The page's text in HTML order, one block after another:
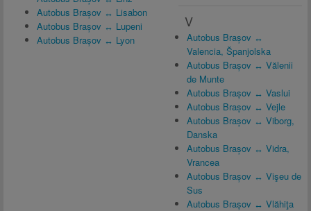
Autobus Brașov ↔ Lisabon
Autobus Brașov ↔ Lupeni
Autobus Brașov ↔ Lyon
V
Autobus Brașov ↔
Valencia, Španjolska
Autobus Brașov ↔ Vălenii
de Munte
Autobus Brașov ↔ Vaslui
Autobus Brașov ↔ Vejle
Autobus Brașov ↔ Viborg,
Danska
Autobus Brașov ↔ Vidra,
Vrancea
Autobus Brașov ↔ Vişeu de
Sus
Autobus Brașov ↔ Vlăhiţa